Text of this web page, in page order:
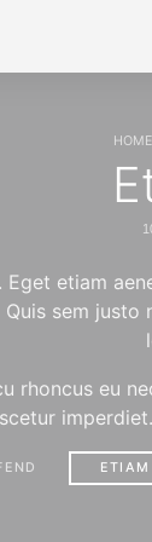
HOME
etiam
sem
rhoncus eu
ETIAM